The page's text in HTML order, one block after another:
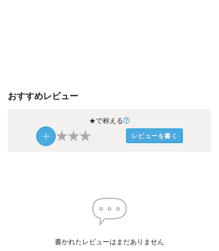
おすすめレビュー
★で称える
★★★ レビューを書く
書かれたレビューはまだありません